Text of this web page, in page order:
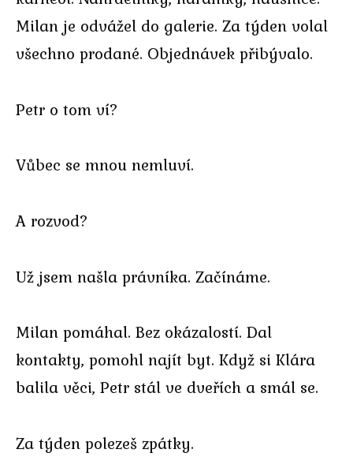
Milan je odvážel do galerie. Za týden volal
všechno prodané. Objednávek přibývalo.
Petr o tom ví?
Vůbec se mnou nemluví.
A rozvod?
Už jsem našla právníka. Začínáme.
Milan pomáhal. Bez okázalostí. Dal
kontakty, pomohl najít byt. Když si Klára
balila věci, Petr stál ve dveřích a smál se.
Za týden polezeš zpátky.